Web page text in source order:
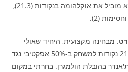
בפלייאוף, כשבסדרה הזאת הוא מוביל את אוקלהומה בנקודות (21.3),
. מבחינה מקצועית, היחיד שאולי
אפשר לדחוף לכאן זה שיי עם 21 נקודות למשחק ב-50% אפקטיבי נגד
בהובלת הולמגרן. בחרתי במקום